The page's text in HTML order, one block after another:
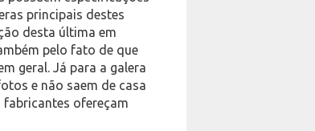
principais destes
desta última em
pelo fato de que
geral. Já para a galera
e não saem de casa
ofereçam